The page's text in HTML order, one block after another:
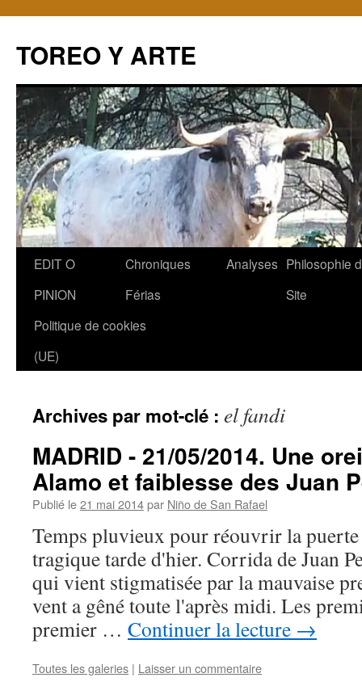
TOREO Y ARTE
Aller
contenu
EDIT O
PINION
Chroniques
Férias
Analyses Philosophie
Site
Politique de cookies
(UE)
Archives par mot-clé : el fandi
MADRID - 21/05/2014. Une
Alamo et faiblesse des Juan
Publié le21 mai 2014par Niño de San Rafael
Temps pluvieux pour réouvrir la
tragique tarde d'hier. Corrida de Juan
qui vient stigmatisée par la mauvaise
vent a gêné toute l'après midi. Les
premier … Continuer la lecture →
Toutes les galeries | Laisser un commentaire